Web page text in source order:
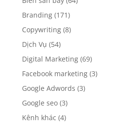
Branding(171)
Copywriting(8)
Dịch Vụ (54)
Digital Marketing(69)
Facebook marketing(3)
Google Adwords (3)
Google seo(3)
Kênh khác (4)